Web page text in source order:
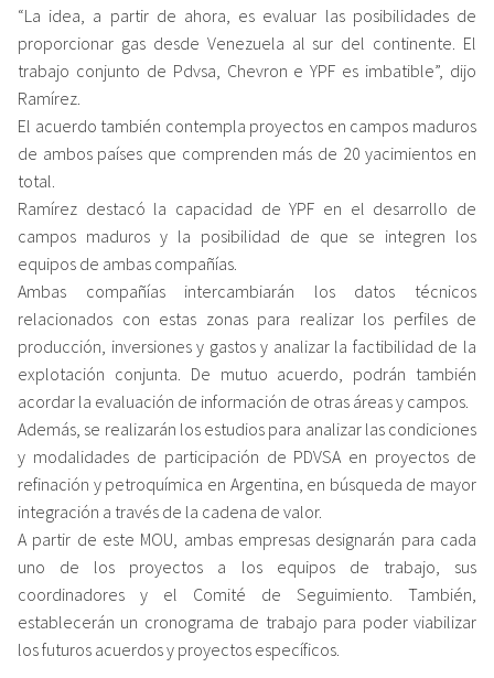
“La idea, a partir de ahora, es evaluar las posibilidades de
proporcionar gas desde Venezuela al sur del continente. El
trabajo conjunto de Pdvsa, Chevron e YPF es imbatible”, dijo
Ramírez.
El acuerdo también contempla proyectos en campos maduros
de ambos países que comprenden más de 20 yacimientos en
total.
Ramírez destacó la capacidad de YPF en el desarrollo de
campos maduros y la posibilidad de que se integren los
equipos de ambas compañías.
Ambas compañías intercambiarán los datos técnicos
relacionados con estas zonas para realizar los perfiles de
producción, inversiones y gastos y analizar la factibilidad de la
explotación conjunta. De mutuo acuerdo, podrán también
acordar la evaluación de información de otras áreas y campos.
Además, se realizarán los estudios para analizar las condiciones
y modalidades de participación de PDVSA en proyectos de
refinación y petroquímica en Argentina, en búsqueda de mayor
integración a través de la cadena de valor.
A partir de este MOU, ambas empresas designarán para cada
uno de los proyectos a los equipos de trabajo, sus
coordinadores y el Comité de Seguimiento. También,
establecerán un cronograma de trabajo para poder viabilizar
los futuros acuerdos y proyectos específicos.